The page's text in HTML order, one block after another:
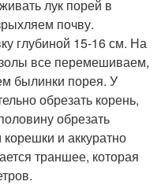
лук порей в
почву.
глубиной 15-16 см. На
все перемешиваем,
былинки порея. У
обрезать корень,
обрезать
и аккуратно
траншее, которая